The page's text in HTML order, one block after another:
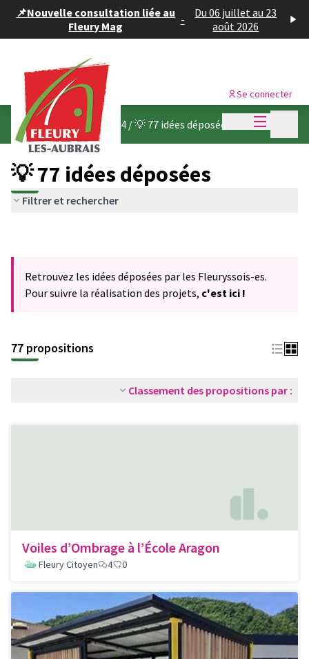
📌Nouvelle consultation liée au
Fleury Mag
-
Du 06 juillet au 23
août 2026
Menu
Se connecter
Budget participatif 2024 /💡 77 idées déposées
💡 77 idées déposées
Filtrer et rechercher
Retrouvez les idées déposées par les Fleuryssois-es.
Pour suivre la réalisation des projets, c'est ici !
77 propositions
Classement des propositions par :
Voiles d’Ombrage à l’École Aragon
Fleury Citoyen 4 0
Panneau de gestion des cookies